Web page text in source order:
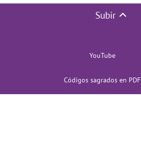
Subir
YouTube
Códigos sagrados en PDF